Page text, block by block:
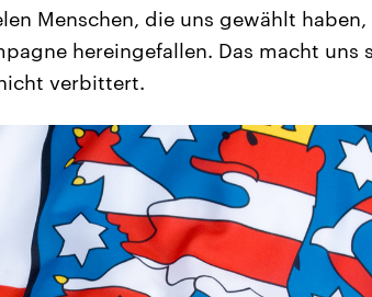
Menschen, die uns gewählt
hereingefallen. Das macht uns
verbittert.